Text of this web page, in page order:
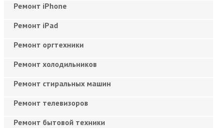
Ремонт iPhone
Ремонт iPad
Ремонт оргтехники
Ремонт холодильников
Ремонт стиральных машин
Ремонт телевизоров
Ремонт бытовой техники